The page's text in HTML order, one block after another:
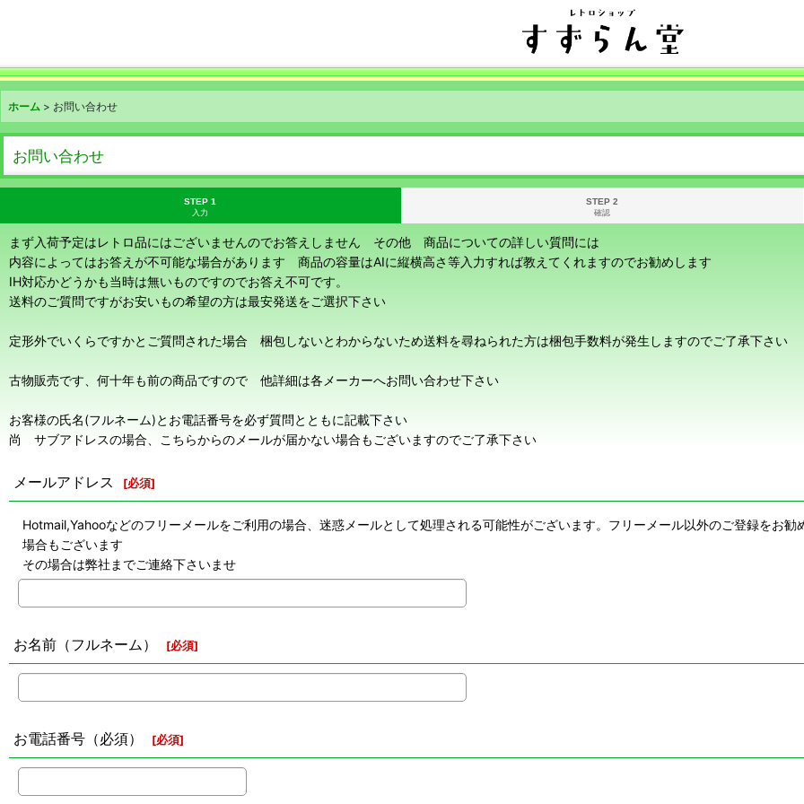
ホーム > お問い合わせ
お問い合わせ
STEP 1
入力
STEP 2
確認
まず入荷予定はレトロ品にはございませんのでお答えしません その他 商品についての詳しい質問には
内容によってはお答えが不可能な場合があります 商品の容量はAIに縦横高さ等入力すれば教えてくれますのでお勧めします
IH対応かどうかも当時は無いものですのでお答え不可です。
送料のご質問ですがお安いもの希望の方は最安発送をご選択下さい
定形外でいくらですかとご質問された場合 梱包しないとわからないため送料を尋ねられた方は梱包手数料が発生しますのでご了承下さい
古物販売です、何十年も前の商品ですので 他詳細は各メーカーへお問い合わせ下さい
お客様の氏名(フルネーム)とお電話番号を必ず質問とともに記載下さい
尚 サブアドレスの場合、こちらからのメールが届かない場合もございますのでご了承下さい
メールアドレス [必須]
Hotmail,Yahooなどのフリーメールをご利用の場合、迷惑メールとして処理される可能性がございます。フリーメール以外のご登録をお
場合もございます
その場合は弊社までご連絡下さいませ
お名前（フルネーム） [必須]
お電話番号（必須） [必須]